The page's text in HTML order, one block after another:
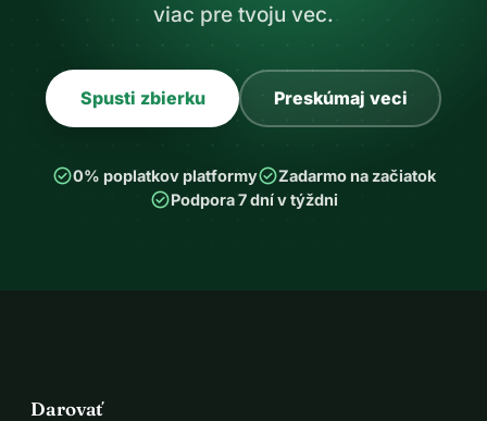
viac pre tvoju vec.
Spusti zbierku Preskúmaj veci
check_circle0% poplatkov platformycheck_circleZadarmo na začiatok
check_circlePodpora 7 dní v týždni
Darovať